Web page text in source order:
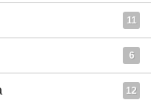
11
6
12